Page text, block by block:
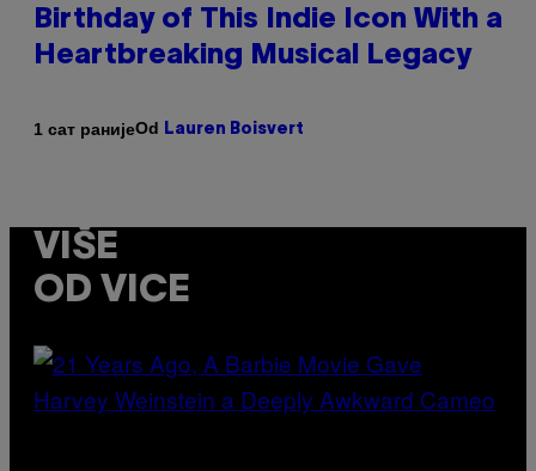
Birthday of This Indie Icon With a
Heartbreaking Musical Legacy
1 сат ранијеOd Lauren Boisvert
VIŠE
OD VICE